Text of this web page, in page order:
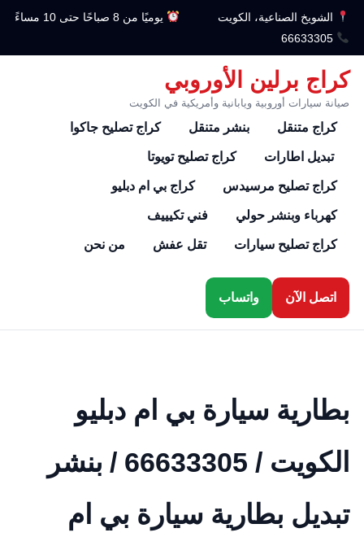
الشويخ الصناعية، الكويت
يوميًا من 8 صباحًا حتى 10 مساءً
66633305
كراج برلين الأوروبي
صيانة سيارات أوروبية ويابانية وأمريكية في الكويت
كراج متنقل بنشر متنقل كراج تصليح جاكوا
تبديل اطارات كراج تصليح تويوتا
كراج تصليح مرسيدس كراج بي ام دبليو
كهرباء وبنشر حولي فني تكيييف
كراج تصليح سيارات تقل عفش من نحن
اتصل الآن واتساب
بطارية سيارة بي ام دبليو
الكويت / 66633305 / بنشر
تبديل بطارية سيارة بي ام